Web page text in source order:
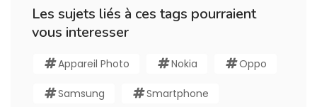
Les sujets liés à ces tags pourraient
vous interesser
Appareil Photo Nokia Oppo
Samsung Smartphone